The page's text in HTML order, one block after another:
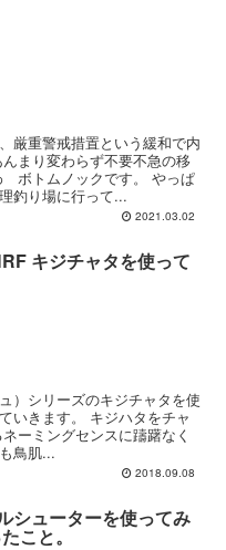
厳重警戒措置という緩和で内
まり変わらず不要不急の移
ボトムノックです。 やっぱ
釣り場に行って...
2021.03.02
キジチャタを使って
）シリーズのキジチャタを使
いきます。 キジハタをチャ
ーミングセンスに躊躇なく
鳥肌...
2018.09.08
シューターを使ってみ
こと。